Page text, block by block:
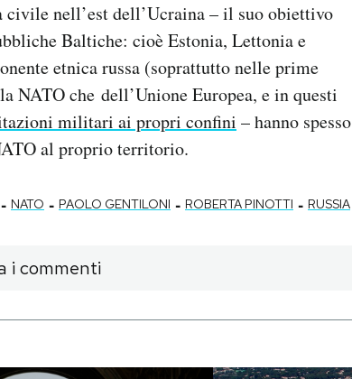
civile nell’est dell’Ucraina – il suo obiettivo
Baltiche: cioè Estonia, Lettonia e
etnica russa (soprattutto nelle prime
NATO che dell’Unione Europea, e in questi
militari ai propri confini – hanno spesso
al proprio territorio.
- NATO - PAOLO GENTILONI - ROBERTA PINOTTI - RUSSIA
i commenti